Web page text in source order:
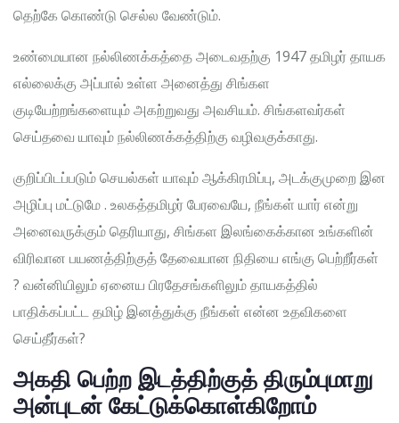
தெற்கே கொண்டு செல்ல வேண்டும்.
உண்மையான நல்லிணக்கத்தை அடைவதற்கு 1947 தமிழர் தாயக
எல்லைக்கு அப்பால் உள்ள அனைத்து சிங்கள
குடியேற்றங்களையும் அகற்றுவது அவசியம். சிங்களவர்கள்
செய்தவை யாவும் நல்லிணக்கத்திற்கு வழிவகுக்காது.
குறிப்பிடப்படும் செயல்கள் யாவும் ஆக்கிரமிப்பு, அடக்குமுறை இன
அழிப்பு மட்டுமே . உலகத்தமிழர் பேரவையே, நீங்கள் யார் என்று
அனைவருக்கும் தெரியாது, சிங்கள இலங்கைக்கான உங்களின்
விரிவான பயணத்திற்குத் தேவையான நிதியை எங்கு பெற்றீர்கள்
? வன்னியிலும் ஏனைய பிரதேசங்களிலும் தாயகத்தில்
பாதிக்கப்பட்ட தமிழ் இனத்துக்கு நீங்கள் என்ன உதவிகளை
செய்தீர்கள்?
அகதி பெற்ற இடத்திற்குத் திரும்புமாறு
அன்புடன் கேட்டுக்கொள்கிறோம்